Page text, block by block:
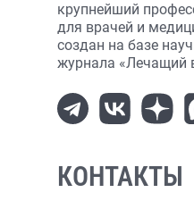
крупнейший
для врачей и
создан на базе
журнала «Лечащий
КОНТАКТЫ